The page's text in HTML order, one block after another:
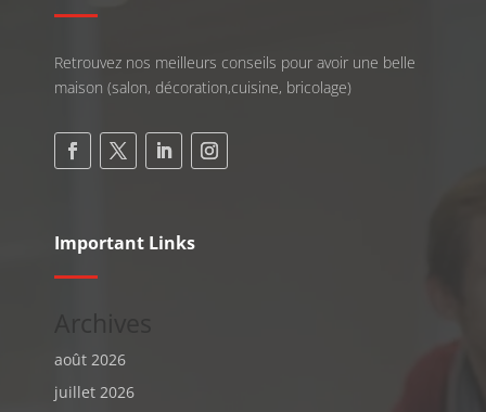
Retrouvez nos meilleurs conseils pour avoir une belle
maison (salon, décoration,cuisine, bricolage)
Important Links
Archives
août 2026
juillet 2026